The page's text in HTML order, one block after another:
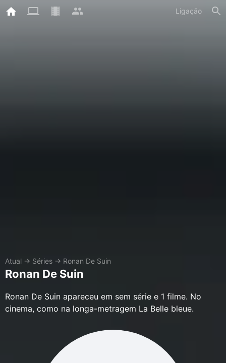
Ligação
Atual → Séries → Ronan De Suin
Ronan De Suin
Ronan De Suin apareceu em sem série e 1 filme. No
cinema, como na longa-metragem La Belle bleue.